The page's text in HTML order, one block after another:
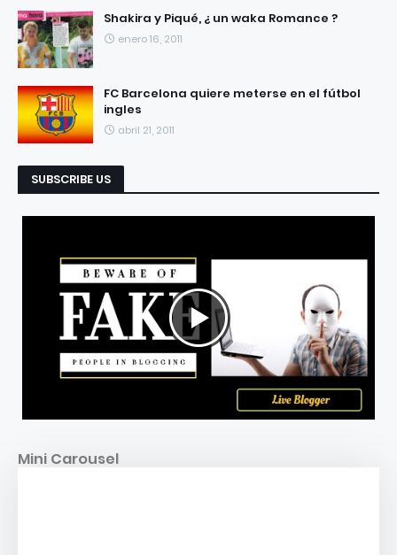
Shakira y Piqué, ¿ un waka Romance ?
enero 16, 2011
FC Barcelona quiere meterse en el fútbol
ingles
abril 21, 2011
SUBSCRIBE US
Mini Carousel